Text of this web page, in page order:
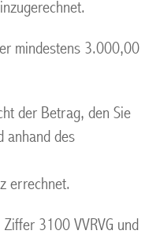
mindestens 3.000,00
der Betrag, den Sie
anhand des
errechnet.
3100 VVRVG und